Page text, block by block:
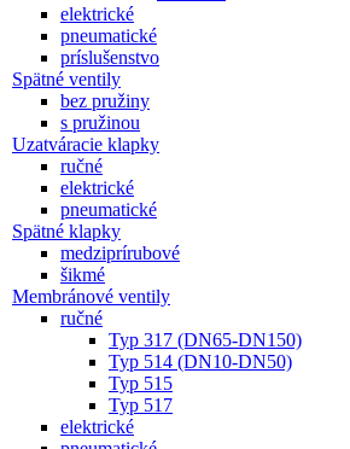
elektrické
pneumatické
príslušenstvo
Spätné ventily
bez pružiny
s pružinou
Uzatváracie klapky
ručné
elektrické
pneumatické
Spätné klapky
medziprírubové
šikmé
Membránové ventily
ručné
Typ 317 (DN65-DN150)
Typ 514 (DN10-DN50)
Typ 515
Typ 517
elektrické